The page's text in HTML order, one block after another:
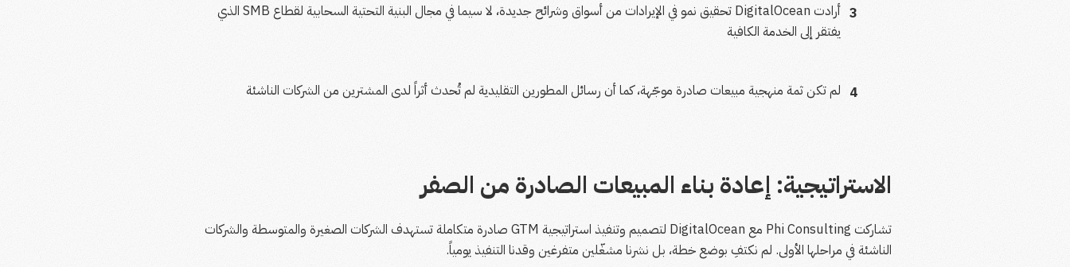
3
أرادت DigitalOcean تحقيق نمو في الإيرادات من أسواق وشرائح جديدة، لا سيما في مجال البنية التحتية السحابية لقطاع SMB الذي
يفتقر إلى الخدمة الكافية
4 لم تكن ثمة منهجية مبيعات صادرة موجّهة، كما أن رسائل المطورين التقليدية لم تُحدث أثراً لدى المشترين من الشركات الناشئة
الاستراتيجية: إعادة بناء المبيعات الصادرة من الصفر
تشاركت Phi Consulting مع DigitalOcean لتصميم وتنفيذ استراتيجية GTM صادرة متكاملة تستهدف الشركات الصغيرة والمتوسطة والشركات
الناشئة في مراحلها الأولى. لم نكتفِ بوضع خطة، بل نشرنا مشغّلين متفرغين وقدنا التنفيذ يومياً.